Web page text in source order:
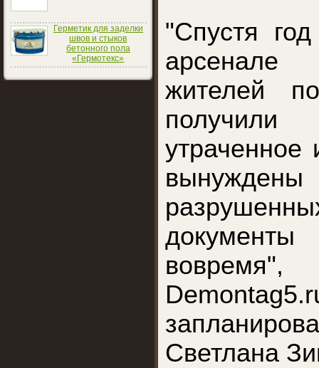
Герметик для заделки
швов и стыков
бетонного пола
«Гермотекс»
"Спустя
жителей
получили
утраченное
Светлана